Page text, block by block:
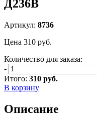
Д236В
Артикул: 8736
Цена 310 руб.
Количество для заказа:
-
Итого: 310 руб.
В корзину
Описание